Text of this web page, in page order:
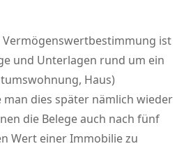
Vermögenswertbestimmung ist
und Unterlagen rund um ein
Haus)
dies später nämlich wieder
die Belege auch nach fünf
Wert einer Immobilie zu